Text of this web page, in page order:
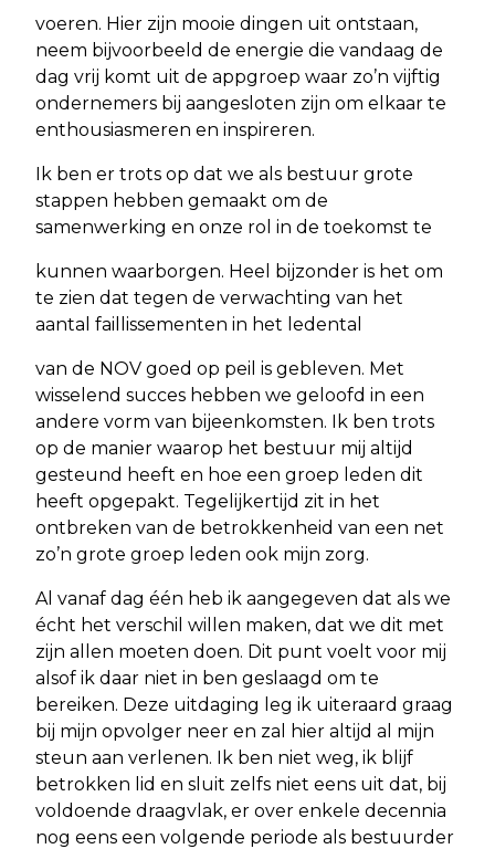
voeren. Hier zijn mooie dingen uit ontstaan,
neem bijvoorbeeld de energie die vandaag de
dag vrij komt uit de appgroep waar zo’n vijftig
ondernemers bij aangesloten zijn om elkaar te
enthousiasmeren en inspireren.
Ik ben er trots op dat we als bestuur grote
stappen hebben gemaakt om de
samenwerking en onze rol in de toekomst te
kunnen waarborgen. Heel bijzonder is het om
te zien dat tegen de verwachting van het
aantal faillissementen in het ledental
van de NOV goed op peil is gebleven. Met
wisselend succes hebben we geloofd in een
andere vorm van bijeenkomsten. Ik ben trots
op de manier waarop het bestuur mij altijd
gesteund heeft en hoe een groep leden dit
heeft opgepakt. Tegelijkertijd zit in het
ontbreken van de betrokkenheid van een net
zo’n grote groep leden ook mijn zorg.
Al vanaf dag één heb ik aangegeven dat als we
écht het verschil willen maken, dat we dit met
zijn allen moeten doen. Dit punt voelt voor mij
alsof ik daar niet in ben geslaagd om te
bereiken. Deze uitdaging leg ik uiteraard graag
bij mijn opvolger neer en zal hier altijd al mijn
steun aan verlenen. Ik ben niet weg, ik blijf
betrokken lid en sluit zelfs niet eens uit dat, bij
voldoende draagvlak, er over enkele decennia
nog eens een volgende periode als bestuurder